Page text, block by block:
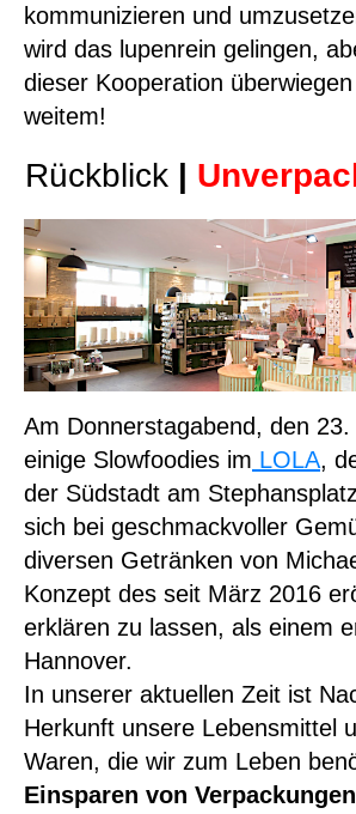
kommunizieren und
wird das lupenrein gelingen,
dieser Kooperation
weitem!
Rückblick |
Am Donnerstagabend, den
einige Slowfoodies im LOLA,
der Südstadt am
sich bei geschmackvoller
diversen Getränken von
Konzept des seit März 2016
erklären zu lassen, als einem
Hannover.
In unserer aktuellen Zeit ist
Herkunft unsere Lebensmittel
Waren, die wir zum Leben
Einsparen von